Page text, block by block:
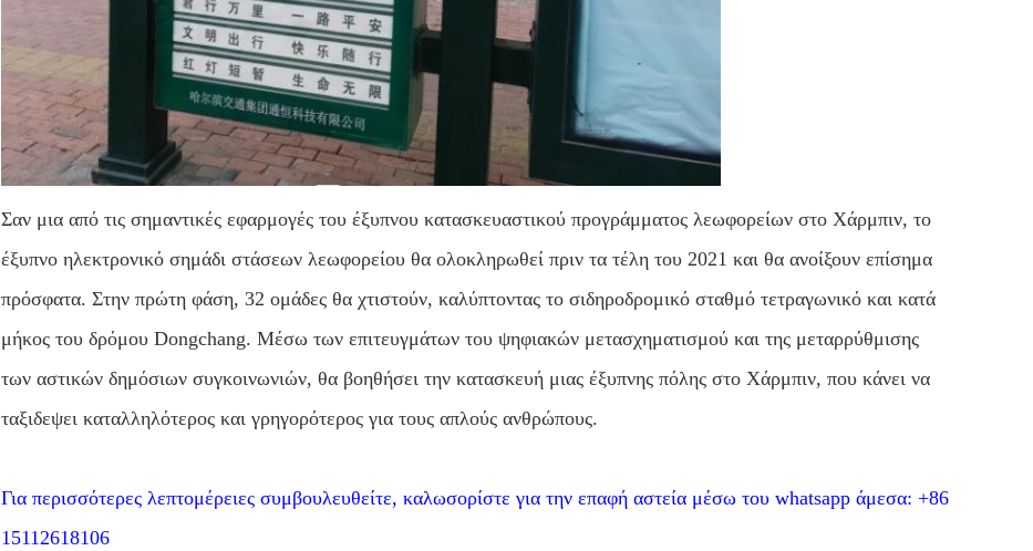
Σαν μια από τις σημαντικές εφαρμογές του έξυπνου κατασκευαστικού προγράμματος λεωφορείων στο Χάρμπιν, το
έξυπνο ηλεκτρονικό σημάδι στάσεων λεωφορείου θα ολοκληρωθεί πριν τα τέλη του 2021 και θα ανοίξουν επίσημα
πρόσφατα. Στην πρώτη φάση, 32 ομάδες θα χτιστούν, καλύπτοντας το σιδηροδρομικό σταθμό τετραγωνικό και κατά
μήκος του δρόμου Dongchang. Μέσω των επιτευγμάτων του ψηφιακών μετασχηματισμού και της μεταρρύθμισης
των αστικών δημόσιων συγκοινωνιών, θα βοηθήσει την κατασκευή μιας έξυπνης πόλης στο Χάρμπιν, που κάνει να
ταξιδεψει καταλληλότερος και γρηγορότερος για τους απλούς ανθρώπους.
Για περισσότερες λεπτομέρειες συμβουλευθείτε, καλωσορίστε για την επαφή αστεία μέσω του whatsapp άμεσα: +86
15112618106